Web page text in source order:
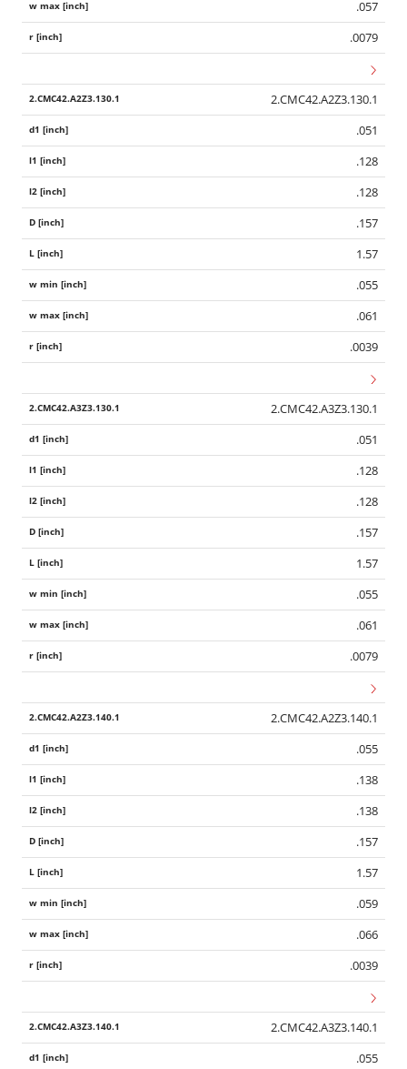
.057
.0079
2.CMC42.A2Z3.130.1
.051
.128
.128
.157
1.57
.055
.061
.0039
2.CMC42.A3Z3.130.1
.051
.128
.128
.157
1.57
.055
.061
.0079
2.CMC42.A2Z3.140.1
.055
.138
.138
.157
1.57
.059
.066
.0039
2.CMC42.A3Z3.140.1
.055